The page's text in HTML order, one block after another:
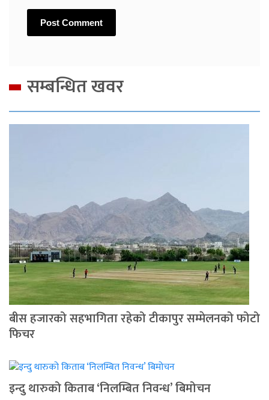
सम्बन्धित खवर
बीस हजारको सहभागिता रहेको टीकापुर सम्मेलनको फोटो
फिचर
इन्दु थारुको किताब ‘निलम्बित निवन्ध’ बिमोचन